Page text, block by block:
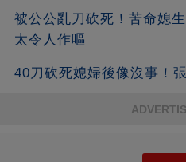
被公公亂刀砍死！苦命媳
太令人作嘔
40刀砍死媳婦後像沒事！